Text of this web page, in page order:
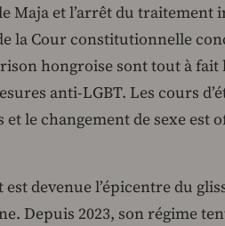
Maja et l’arrêt du traitement
la Cour constitutionnelle
hongroise sont tout à fait
anti-LGBT. Les cours
le changement de sexe est
devenue l’épicentre du
Depuis 2023, son régime